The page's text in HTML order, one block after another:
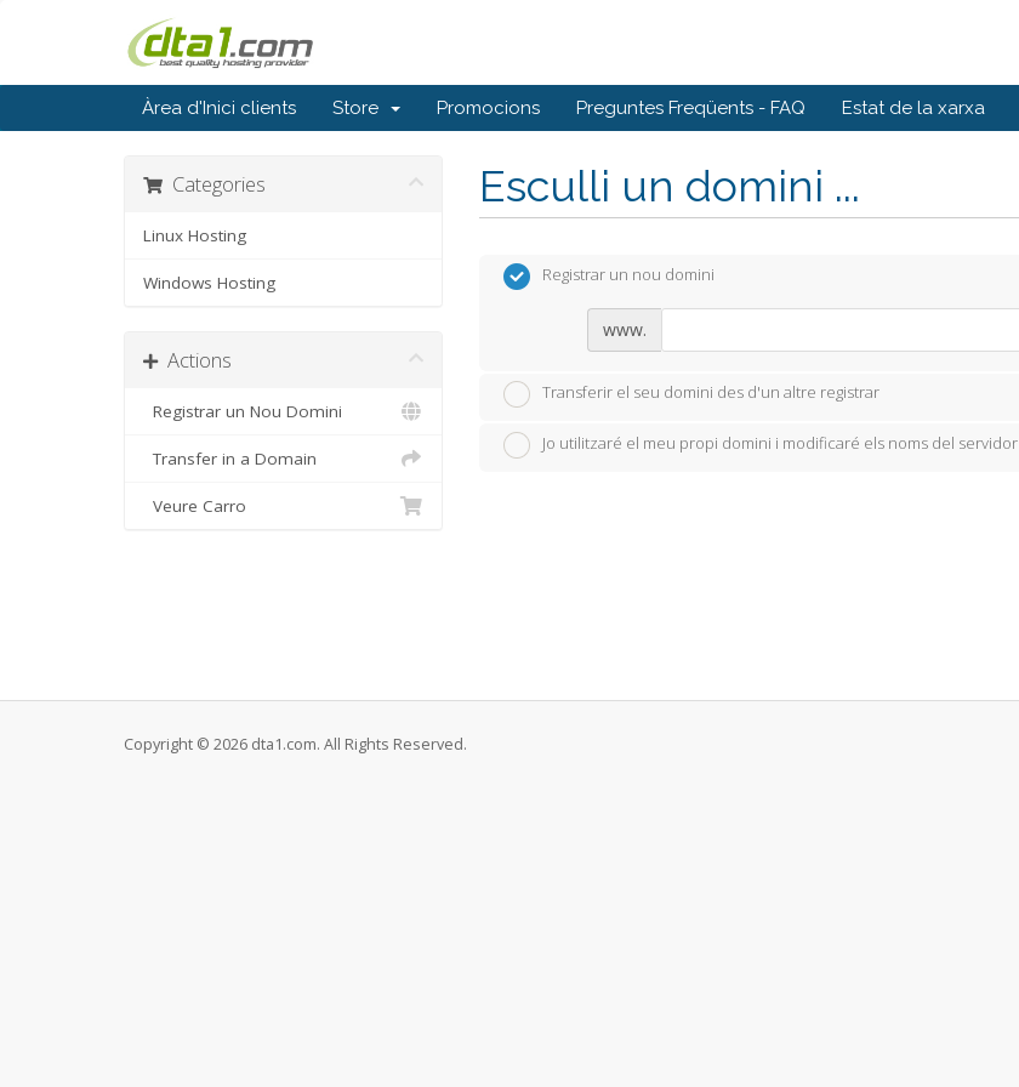
Àrea d'Inici clients Store Promocions Preguntes Freqüents - FAQ Estat de la xarxa
Esculli un domini ...
Categories
Linux Hosting
Windows Hosting
Actions
Registrar un Nou Domini
Transfer in a Domain
Veure Carro
Registrar un nou domini
www.
Transferir el seu domini des d'un altre registrar
Jo utilitzaré el meu propi domini i modificaré els noms del servidor
Copyright © 2026 dta1.com. All Rights Reserved.